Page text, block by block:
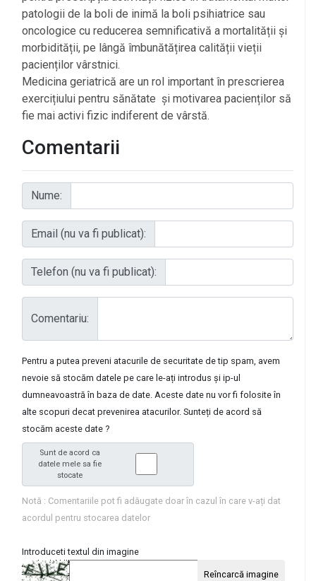
patologii de la boli de inimă la boli psihiatrice sau
oncologice cu reducerea semnificativă a mortalității și
morbidității, pe lângă îmbunătățirea calității vieții
pacienților vârstnici.
Medicina geriatrică are un rol important în prescrierea
exercițiului pentru sănătate și motivarea pacienților să
fie mai activi fizic indiferent de vârstă.
Comentarii
Nume:
Email (nu va fi publicat):
Telefon (nu va fi publicat):
Comentariu:
Pentru a putea preveni atacurile de securitate de tip spam, avem
nevoie să stocăm datele pe care le-ați introdus și ip-ul
dumneavoastră în baza de date. Aceste date nu vor fi folosite în
alte scopuri decat prevenirea atacurilor. Sunteți de acord să
stocăm aceste date ?
Sunt de acord ca
datele mele sa fie
stocate
Notă : Comentariile pot fi adăugate doar în cazul în care v-ați dat
acordul pentru stocarea datelor
Introduceti textul din imagine
Reîncarcă imagine